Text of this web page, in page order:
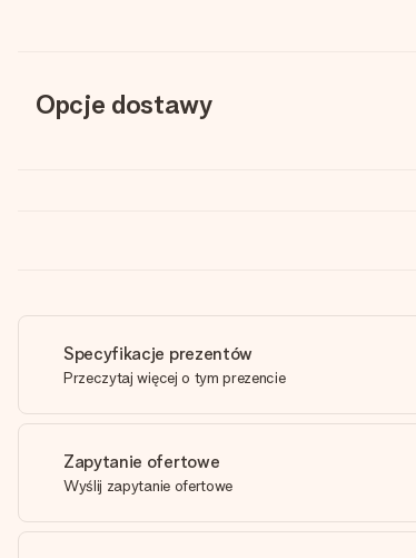
Opcje dostawy
Specyfikacje prezentów
Przeczytaj więcej o tym prezencie
Zapytanie ofertowe
Wyślij zapytanie ofertowe